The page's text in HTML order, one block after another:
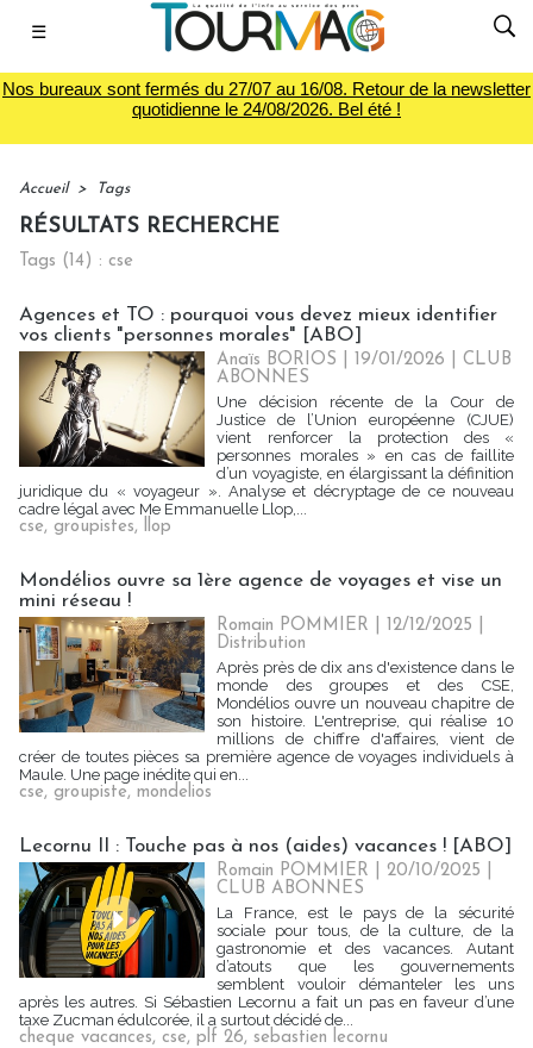
☰
Nos bureaux sont fermés du 27/07 au 16/08. Retour de la newsletter
quotidienne le 24/08/2026. Bel été !
Accueil > Tags
RÉSULTATS RECHERCHE
Tags (14) : cse
Agences et TO : pourquoi vous devez mieux identifier
vos clients "personnes morales" [ABO]
Anaïs BORIOS | 19/01/2026 |CLUB
ABONNES
Une décision récente de la Cour de
Justice de l’Union européenne (CJUE)
vient renforcer la protection des «
personnes morales » en cas de faillite
d’un voyagiste, en élargissant la définition
juridique du « voyageur ». Analyse et décryptage de ce nouveau
cadre légal avec Me Emmanuelle Llop,...
cse, groupistes, llop
Mondélios ouvre sa 1ère agence de voyages et vise un
mini réseau !
Romain POMMIER | 12/12/2025
Distribution
Après près de dix ans d'existence dans le
monde des groupes et des CSE,
Mondélios ouvre un nouveau chapitre de
son histoire. L'entreprise, qui réalise 10
millions de chiffre d'affaires, vient de
créer de toutes pièces sa première agence de voyages individuels à
Maule. Une page inédite qui en...
cse, groupiste, mondelios
Lecornu II : Touche pas à nos (aides) vacances ! [ABO]
Romain POMMIER | 20/10/2025
CLUB ABONNES
La France, est le pays de la sécurité
sociale pour tous, de la culture, de la
gastronomie et des vacances. Autant
d’atouts que les gouvernements
semblent vouloir démanteler les uns
après les autres. Si Sébastien Lecornu a fait un pas en faveur d’une
taxe Zucman édulcorée, il a surtout décidé de...
cheque vacances, cse, plf 26, sebastien lecornu